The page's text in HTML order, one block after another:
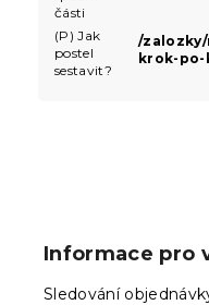
části
(P) Jak
postel
sestavit?
/
krok-
Informace pro
Sledování